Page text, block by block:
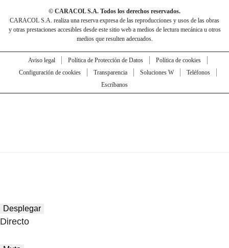
© CARACOL S.A. Todos los derechos reservados.
CARACOL S.A. realiza una reserva expresa de las reproducciones y usos de las obras
y otras prestaciones accesibles desde este sitio web a medios de lectura mecánica u otros
medios que resulten adecuados.
Aviso legal Política de Protección de Datos
Política de cookies
Configuración de cookies
Transparencia Soluciones W
Teléfonos
Escríbanos
Desplegar
Directo